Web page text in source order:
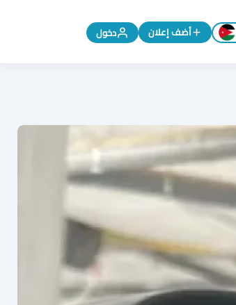
تغيير اللغة إلى الإنجليزية
أضف إعلان دخول